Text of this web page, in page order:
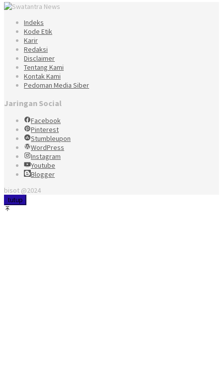
Indeks
Kode Etik
Karir
Redaksi
Disclaimer
Tentang Kami
Kontak Kami
Pedoman Media Siber
Jaringan Social
Facebook
Pinterest
Stumbleupon
WordPress
Instagram
Youtube
Blogger
bisot @2024
tutup